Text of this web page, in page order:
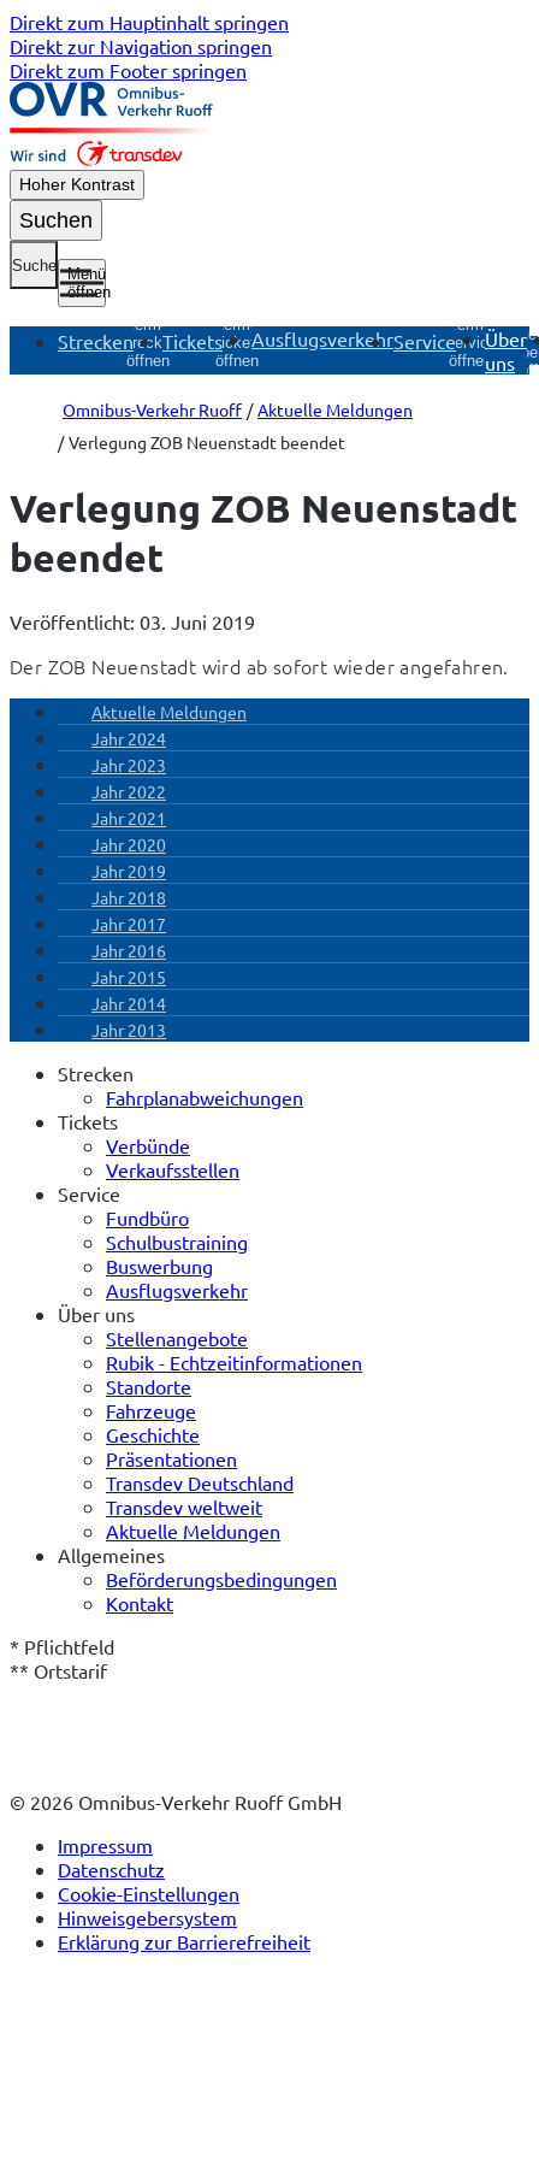
Direkt zum Hauptinhalt springen
Direkt zur Navigation springen
Direkt zum Footer springen
Hoher Kontrast
Suchen
Suche
Menü
öffnen
Strecken
Untermenü
Strecken
öffnen
Tickets
Untermenü
Tickets
öffnen
AusflugsverkehrService
Untermenü
Service
öffnen
Über
uns
Omnibus-Verkehr Ruoff
Aktuelle Meldungen
Verlegung ZOB Neuenstadt beendet
Verlegung ZOB Neuenstadt
beendet
Veröffentlicht: 03. Juni 2019
Der ZOB Neuenstadt wird ab sofort wieder angefahren.
Aktuelle Meldungen
Jahr 2024
Jahr 2023
Jahr 2022
Jahr 2021
Jahr 2020
Jahr 2019
Jahr 2018
Jahr 2017
Jahr 2016
Jahr 2015
Jahr 2014
Jahr 2013
Strecken
Fahrplanabweichungen
Tickets
Verbünde
Verkaufsstellen
Service
Fundbüro
Schulbustraining
Buswerbung
Ausflugsverkehr
Über uns
Stellenangebote
Rubik - Echtzeitinformationen
Standorte
Fahrzeuge
Geschichte
Präsentationen
Transdev Deutschland
Transdev weltweit
Aktuelle Meldungen
Allgemeines
Beförderungsbedingungen
Kontakt
* Pflichtfeld
** Ortstarif
© 2026 Omnibus-Verkehr Ruoff GmbH
Impressum
Datenschutz
Cookie-Einstellungen
Hinweisgebersystem
Erklärung zur Barrierefreiheit